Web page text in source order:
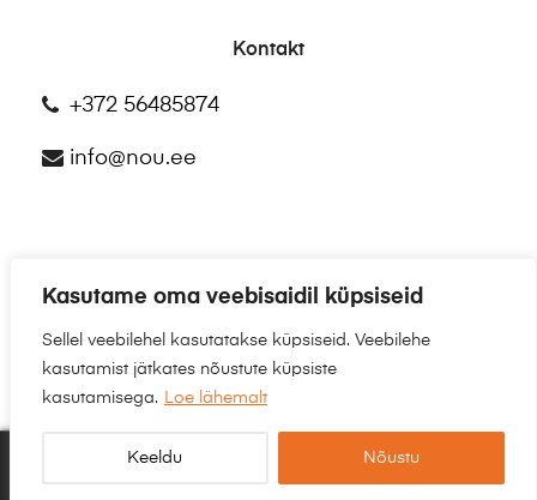
Kasutame oma veebisaidil küpsiseid
Sellel veebilehel kasutatakse küpsiseid. Veebilehe
kasutamist jätkates nõustute küpsiste
kasutamisega. Loe lähemalt
Keeldu Nõustu
Kontakt
+372 56485874
info@nou.ee
©2025NÕU.EE